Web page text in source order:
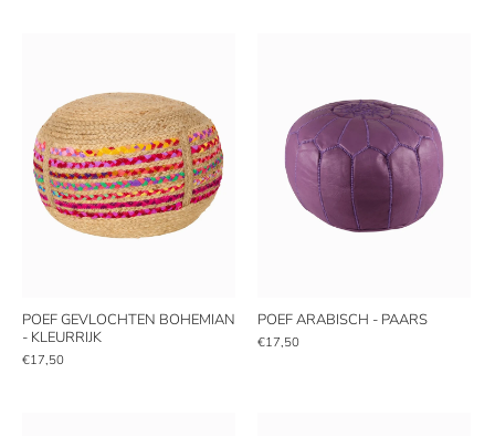
POEF GEVLOCHTEN BOHEMIAN
- KLEURRIJK
€17,50
POEF ARABISCH - PAARS
€17,50